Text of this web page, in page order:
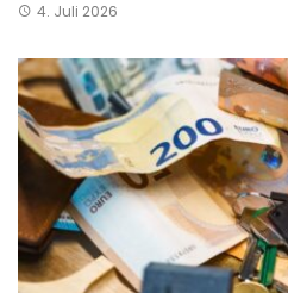
4. Juli 2026